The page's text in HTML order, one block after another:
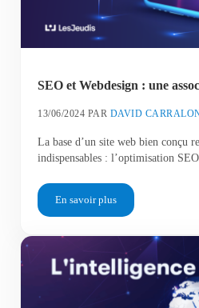
SEO et Webdesign : une
13/06/2024 PAR DAVID
La base d’un site web bien conçu
indispensables : l’optimisation
En savoir plusSEO et Webdesign : une